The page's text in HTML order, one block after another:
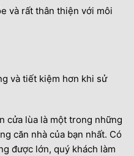
và rất thân thiện với môi
và tiết kiệm hơn khi sử
cửa lùa là một trong những
căn nhà của bạn nhất. Có
được lớn, quý khách làm